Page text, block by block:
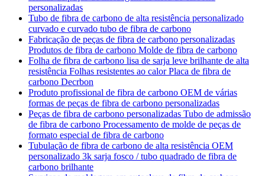
personalizadas
Tubo de fibra de carbono de alta resistência personalizado
curvado e curvado tubo de fibra de carbono
Fabricação de peças de fibra de carbono personalizadas
Produtos de fibra de carbono Molde de fibra de carbono
Folha de fibra de carbono lisa de sarja leve brilhante de alta
resistência Folhas resistentes ao calor Placa de fibra de
carbono Decrbon
Produto profissional de fibra de carbono OEM de várias
formas de peças de fibra de carbono personalizadas
Peças de fibra de carbono personalizadas Tubo de admissão
de fibra de carbono Processamento de molde de peças de
formato especial de fibra de carbono
Tubulação de fibra de carbono de alta resistência OEM
personalizado 3k sarja fosco / tubo quadrado de fibra de
carbono brilhante